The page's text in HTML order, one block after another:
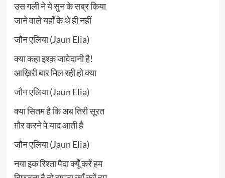
उस गली ने ये सुन के सब्र किया
जाने वाले यहाँ के थे ही नहीं
जौन एलिया (Jaun Elia)
क्या कहा इश्क़ जावेदानी है!
आख़िरी बार मिल रही हो क्या
जौन एलिया (Jaun Elia)
क्या सितम है कि अब तिरी सूरत
ग़ौर करने पे याद आती है
जौन एलिया (Jaun Elia)
नया इक रिश्ता पैदा क्यूँ करें हम